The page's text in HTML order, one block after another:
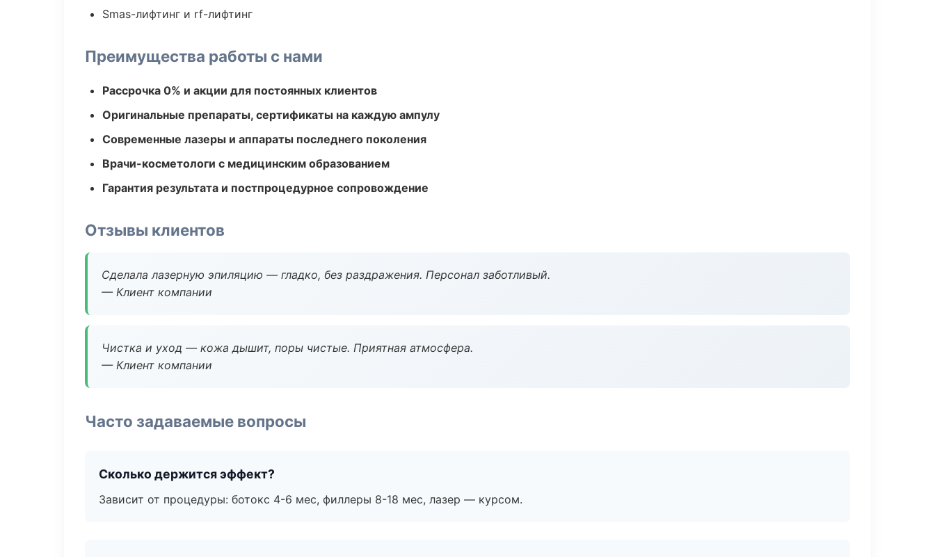
Smas-лифтинг и rf-лифтинг
Преимущества работы с нами
Рассрочка 0% и акции для постоянных клиентов
Оригинальные препараты, сертификаты на каждую ампулу
Современные лазеры и аппараты последнего поколения
Врачи-косметологи с медицинским образованием
Гарантия результата и постпроцедурное сопровождение
Отзывы клиентов
Сделала лазерную эпиляцию — гладко, без раздражения. Персонал заботливый.
— Клиент компании
Чистка и уход — кожа дышит, поры чистые. Приятная атмосфера.
— Клиент компании
Часто задаваемые вопросы
Сколько держится эффект?
Зависит от процедуры: ботокс 4-6 мес, филлеры 8-18 мес, лазер — курсом.